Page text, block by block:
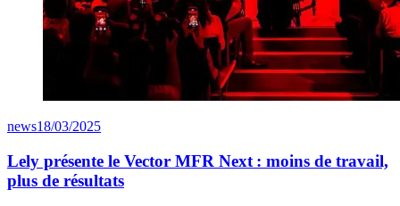
news18/03/2025
Lely présente le Vector MFR Next : moins de travail,
plus de résultats